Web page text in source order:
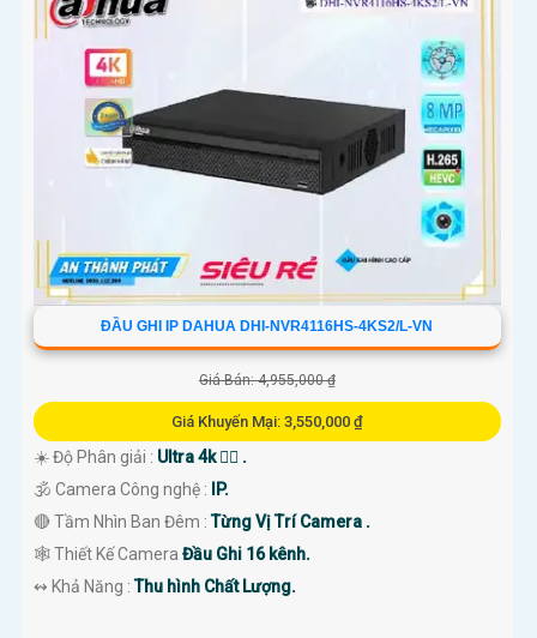
ĐẦU GHI IP DAHUA DHI-NVR4116HS-4KS2/L-VN
Giá Bán: 4,955,000 ₫
Giá Khuyến Mại: 3,550,000 ₫
☀️ Độ Phân giải : Ultra 4k 👍🏾 .
🕉️ Camera Công nghệ :
IP.
🔴 Tầm Nhìn Ban Đêm :Từng Vị Trí Camera .
🕸️ Thiết Kế Camera Đầu Ghi 16 kênh.
️↭ Khả Năng :Thu hình Chất Lượng.